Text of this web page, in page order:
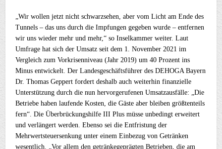
„Wir wollen jetzt nicht schwarzsehen, aber vom Licht am Ende des
Tunnels – das uns durch die Impfungen gegeben wurde – entfernen
wir uns wieder mehr und mehr,“ so Inselkammer weiter. Laut
Umfrage hat sich der Umsatz seit dem 1. November 2021 im
Vergleich zum Vorkrisenniveau (Jahr 2019) um 40 Prozent ins
Minus entwickelt. Der Landesgeschäftsführer des DEHOGA Bayern
Dr. Thomas Geppert fordert deshalb auch weiterhin finanzielle
Unterstützung durch die nun hervorgerufenen Umsatzausfälle: „Die
Betriebe haben laufende Kosten, die Gäste aber bleiben größtenteils
fern“. Die Überbrückungshilfe III Plus müsse unbedingt erweitert
und verlängert werden. Ebenso sei die Entfristung der
Mehrwertsteuersenkung unter einem Einbezug von Getränken
wesentlich. „Vor allem den getränkegeprägten Betrieben, die am